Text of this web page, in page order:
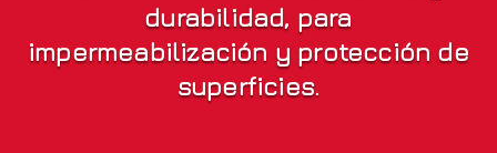
durabilidad, para
impermeabilización y protección de
superficies.